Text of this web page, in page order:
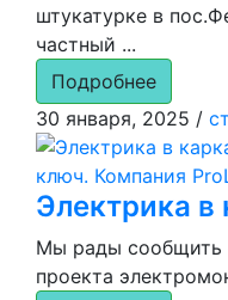
штукатурке в
частный ...
Подробнее
30 января, 2025 /
Электрика в
Мы рады сообщить
проекта